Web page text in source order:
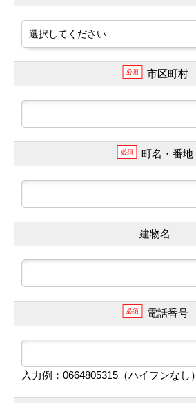
必須 市区町村
必須 町名・番地
建物名
必須 電話番号
入力例：0664805315（ハイフンなし）